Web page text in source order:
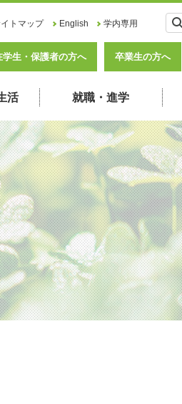
トマップ English 学内専用
学生・保護者の方へ 卒業生の方へ
活 就職・進学